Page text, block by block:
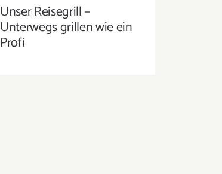
Unser Reisegrill –
Unterwegs grillen wie ein
Profi